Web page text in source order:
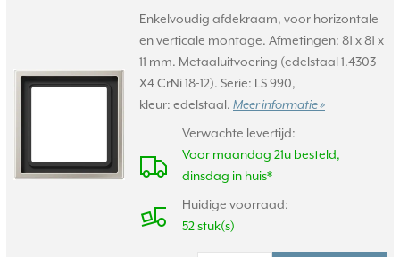
Enkelvoudig afdekraam, voor horizontale
en verticale montage. Afmetingen: 81 x 81 x
11 mm. Metaaluitvoering (edelstaal 1.4303
X4 CrNi 18-12). Serie: LS 990,
kleur: edelstaal. Meer informatie »
Verwachte levertijd:
Voor maandag 21u besteld,
dinsdag in huis*
Huidige voorraad:
52 stuk(s)